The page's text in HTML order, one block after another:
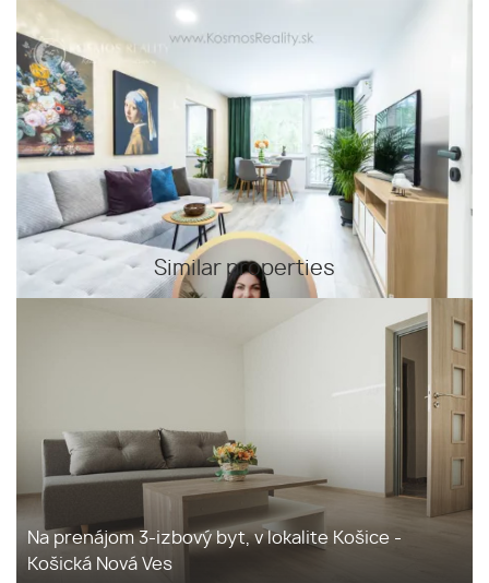
Similar properties
Na prenájom 3-izbový byt, v lokalite Košice -
Košická Nová Ves